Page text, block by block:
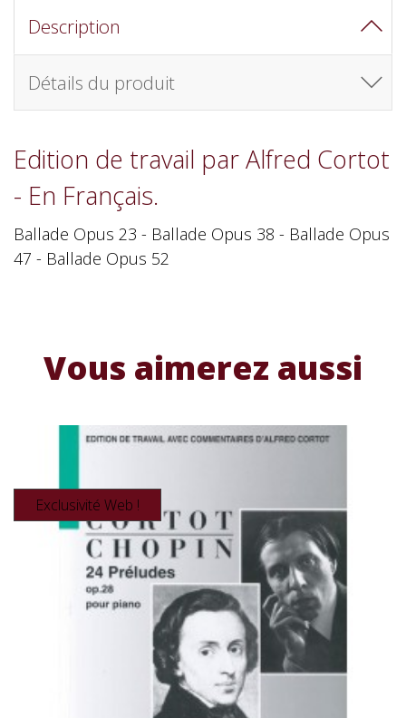
Description
Détails du produit
Edition de travail par Alfred Cortot
- En Français.
Ballade Opus 23 - Ballade Opus 38 - Ballade Opus
47 - Ballade Opus 52
Vous aimerez aussi
Exclusivité Web !